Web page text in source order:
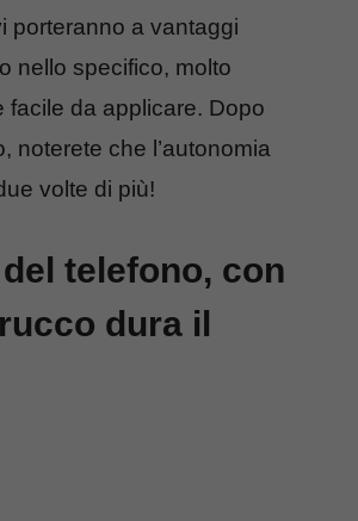
porteranno a vantaggi
nello specifico, molto
facile da applicare. Dopo
noterete che l’autonomia
volte di più!
telefono, con
dura il